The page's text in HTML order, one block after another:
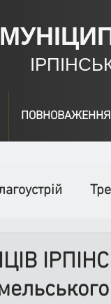
ПОВНОВАЖЕННЯ